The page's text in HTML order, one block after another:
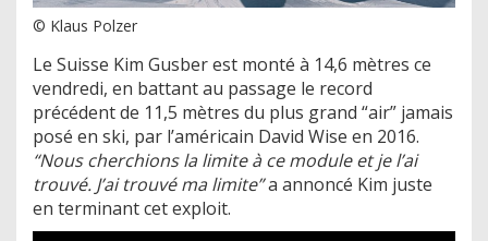
© Klaus Polzer
Le Suisse Kim Gusber est monté à 14,6 mètres ce
vendredi, en battant au passage le record
précédent de 11,5 mètres du plus grand “air” jamais
posé en ski, par l’américain David Wise en 2016.
“Nous cherchions la limite à ce module et je l’ai
trouvé. J’ai trouvé ma limite”a annoncé Kim juste
en terminant cet exploit.